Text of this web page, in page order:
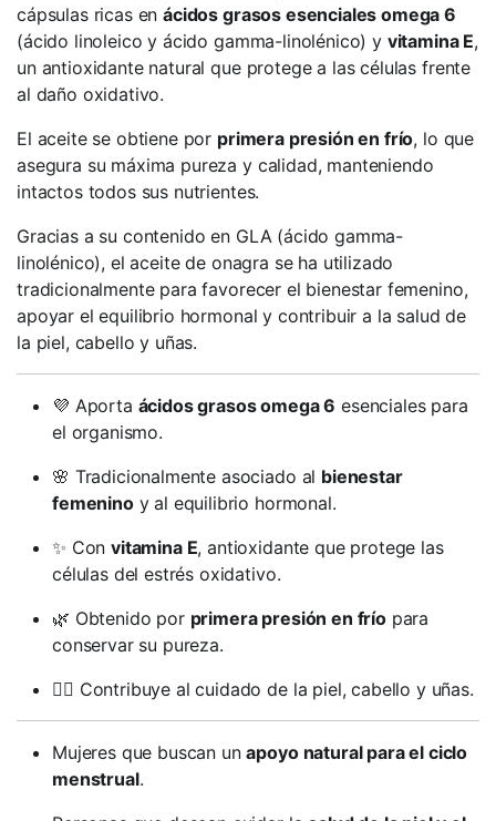
cápsulas ricas enácidos grasos esenciales omega 6
(ácido linoleico y ácido gamma-linolénico) y vitamina E,
un antioxidante natural que protege a las células frente
al daño oxidativo.
El aceite se obtiene por primera presión en frío, lo que
asegura su máxima pureza y calidad, manteniendo
intactos todos sus nutrientes.
Gracias a su contenido en GLA (ácido gamma-
linolénico), el aceite de onagra se ha utilizado
tradicionalmente para favorecer el bienestar femenino,
apoyar el equilibrio hormonal y contribuir a la salud de
la piel, cabello y uñas.
💜 Aporta ácidos grasos omega 6 esenciales para
el organismo.
🌸 Tradicionalmente asociado al bienestar
femeninoy al equilibrio hormonal.
✨ Convitamina E, antioxidante que protege las
células del estrés oxidativo.
🌿 Obtenido por primera presión en fríopara
conservar su pureza.
💆‍♀️ Contribuye al cuidado de la piel, cabello y uñas.
Mujeres que buscan unapoyo natural para el ciclo
menstrual.